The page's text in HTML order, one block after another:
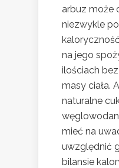
arbuz może
niezwykle
na jego
ilościach
masy ciała.
naturalne
mieć na
uwzględnić
bilansie